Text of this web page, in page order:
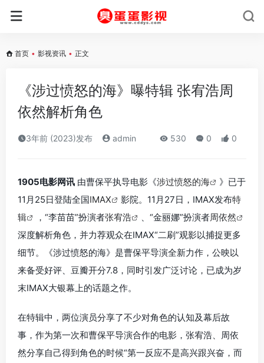
首页 • 影视资讯 • 正文
《涉过愤怒的海》曝特辑 张宥浩周
依然解析角色
3年前 (2023)发布 admin 530 0 0
1905电影网讯 由曹保平执导电影《涉过愤怒的海
》已于
11月25日登陆全国IMAX 影院。11月27日，IMAX发布特
辑
，“李苗苗”扮演者张宥浩 、“金丽娜”扮演者周依然
深度解析角色，并力荐观众在IMAX“二刷”观影以捕捉更多
细节。《涉过愤怒的海》是曹保平导演全新力作，公映以
来备受好评、豆瓣开分7.8，同时引发广泛讨论，已成为岁
末IMAX大银幕上的话题之作。
在特辑中，两位演员分享了不少对角色的认知及幕后故
事，作为第一次和曹保平导演合作的电影，张宥浩、周依
然分享自己得到角色的时候“第一反应不是高兴跟兴奋，而